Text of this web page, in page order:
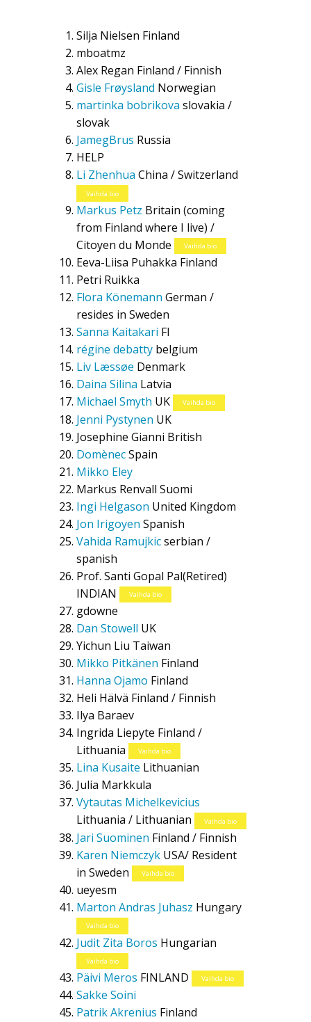
Silja Nielsen Finland
mboatmz
Alex Regan Finland / Finnish
Gisle Frøysland Norwegian
martinka bobrikova slovakia /
slovak
JamegBrus Russia
HELP
Li Zhenhua China / Switzerland
Vaihda bio
Markus Petz Britain (coming
from Finland where I live) /
Citoyen du Monde
Vaihda bio
Eeva-Liisa Puhakka Finland
Petri Ruikka
Flora Könemann German /
resides in Sweden
Sanna Kaitakari FI
régine debatty belgium
Liv Læssøe Denmark
Daina Silina Latvia
Michael Smyth UK Vaihda bio
Jenni Pystynen UK
Josephine Gianni British
DomènecSpain
Mikko Eley
Markus Renvall Suomi
Ingi Helgason United Kingdom
Jon Irigoyen Spanish
Vahida Ramujkicserbian /
spanish
Prof. Santi Gopal Pal(Retired)
INDIAN
Vaihda bio
gdowne
Dan Stowell UK
Yichun Liu Taiwan
Mikko Pitkänen Finland
Hanna Ojamo Finland
Heli Hälvä Finland / Finnish
Ilya Baraev
Ingrida Liepyte Finland /
Lithuania
Vaihda bio
Lina Kusaite Lithuanian
Julia Markkula
Vytautas Michelkevicius
Lithuania / Lithuanian
Vaihda bio
Jari Suominen Finland / Finnish
Karen Niemczyk USA/ Resident
in Sweden
Vaihda bio
ueyesm
Marton Andras Juhasz Hungary
Vaihda bio
Judit Zita Boros Hungarian
Vaihda bio
Päivi Meros FINLAND Vaihda bio
Sakke Soini
Patrik Akrenius Finland